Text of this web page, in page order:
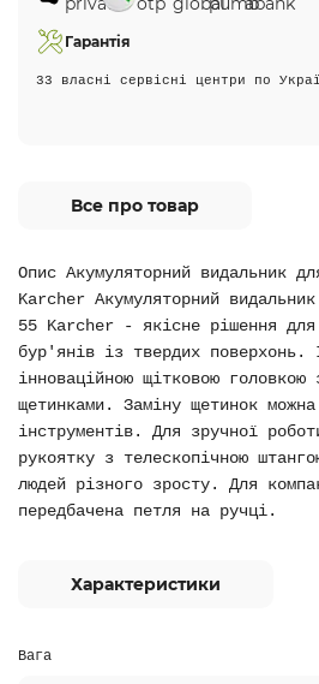
Гарантія
33 власні сервісні центри по
Все про товар
Опис Акумуляторний видальник
Karcher Акумуляторний
55 Karcher - якісне рішення для
бур'янів із твердих поверхонь.
інноваційною щітковою головкою
щетинками. Заміну щетинок
інструментів. Для зручної
рукоятку з телескопічною
людей різного зросту. Для
передбачена петля на ручці.
Характеристики
Вага